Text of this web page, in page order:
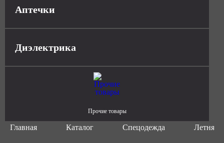
Аптечки
Диэлектрика
Прочие товары
Главная Каталог Спецодежда Летняя